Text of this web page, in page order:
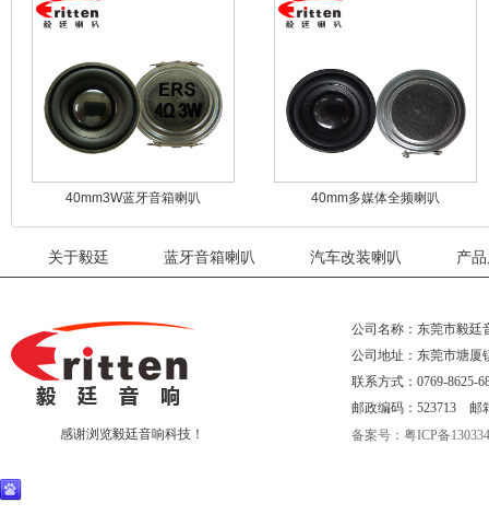
40mm3W蓝牙音箱喇叭 40mm多媒体全频喇叭
关于毅廷 蓝牙音箱喇叭 汽车改装喇叭 产
感谢浏览毅廷音响科技！
公司名称：东莞市毅廷
公司地址：东莞市塘厦
联系方式：0769-8625-
邮政编码：523713 邮
备案号：粤ICP备